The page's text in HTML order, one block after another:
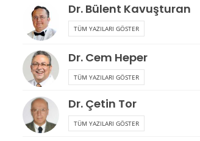
Dr. Bülent Kavuşturan
TÜM YAZILARI GÖSTER
Dr. Cem Heper
TÜM YAZILARI GÖSTER
Dr. Çetin Tor
TÜM YAZILARI GÖSTER